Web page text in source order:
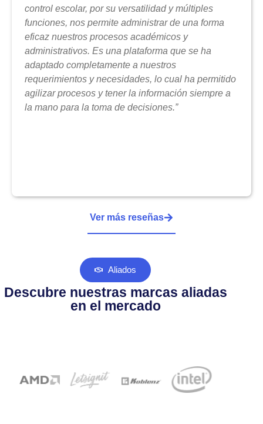
control escolar, por su versatilidad y múltiples
funciones, nos permite administrar de una forma
eficaz nuestros procesos académicos y
administrativos. Es una plataforma que se ha
adaptado completamente a nuestros
requerimientos y necesidades, lo cual ha permitido
agilizar procesos y tener la información siempre a
la mano para la toma de decisiones.”
Ver más reseñas
Aliados
Descubre nuestras marcas aliadas
en el mercado